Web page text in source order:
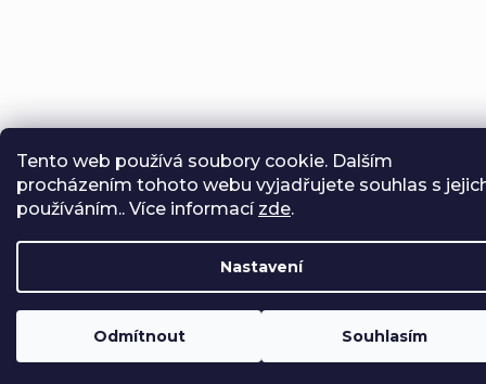
Tento web používá soubory cookie. Dalším
procházením tohoto webu vyjadřujete souhlas s
používáním.. Více informací zde.
Nastavení
Odmítnout Souhlasím